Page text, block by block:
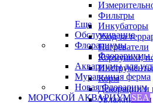
Фильтры
Инкубаторы
Уход за
Нагреватели
Кормушки,
Инструменты
Корм
Декорации и
Увлажнители
Еще
Обслуживание
Флорариумы
Флорариумы
Аквариумы для
Муравьиная ферма
Новая Флорариум
МОРСКОЙ АКВАРИУМSEA